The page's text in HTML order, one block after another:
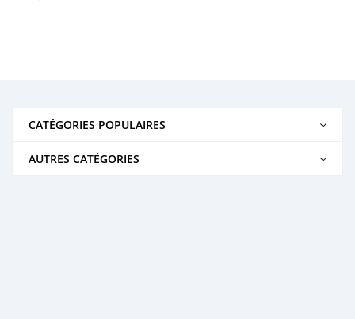
CATÉGORIES POPULAIRES
AUTRES CATÉGORIES